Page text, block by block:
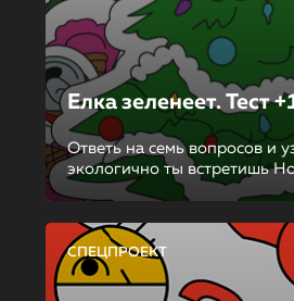
Елка зеленеет. Тест
Ответь на семь вопросов и
экологично ты встретишь
СПЕЦПРОЕКТ